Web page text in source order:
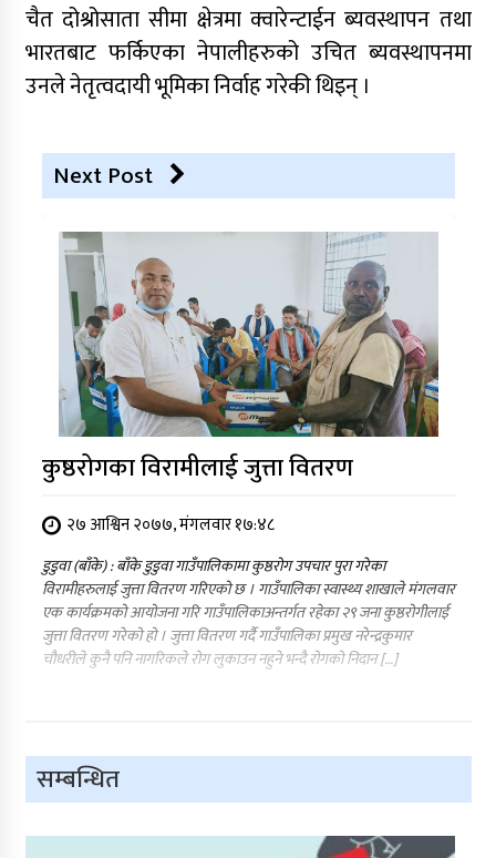
चैत दोश्रोसाता सीमा क्षेत्रमा क्वारेन्टाईन ब्यवस्थापन तथा
भारतबाट फर्किएका नेपालीहरुको उचित ब्यवस्थापनमा
उनले नेतृत्वदायी भूमिका निर्वाह गरेकी थिइन् ।
Next Post
कुष्ठरोगका विरामीलाई जुत्ता वितरण
२७ आश्विन २०७७, मंगलवार १७:४८
डुडुवा (बाँके) : बाँके डुडुवा गाउँपालिकामा कुष्ठरोग उपचार पुरा गरेका
विरामीहरुलाई जुत्ता वितरण गरिएको छ । गाउँपालिका स्वास्थ्य शाखाले मंगलवार
एक कार्यक्रमको आयोजना गरि गाउँपालिकाअन्तर्गत रहेका २९ जना कुष्ठरोगीलाई
जुत्ता वितरण गरेको हो । जुत्ता वितरण गर्दै गाउँपालिका प्रमुख नरेन्द्रकुमार
चौधरीले कुनै पनि नागरिकले रोग लुकाउन नहुने भन्दै रोगको निदान […]
सम्बन्धित